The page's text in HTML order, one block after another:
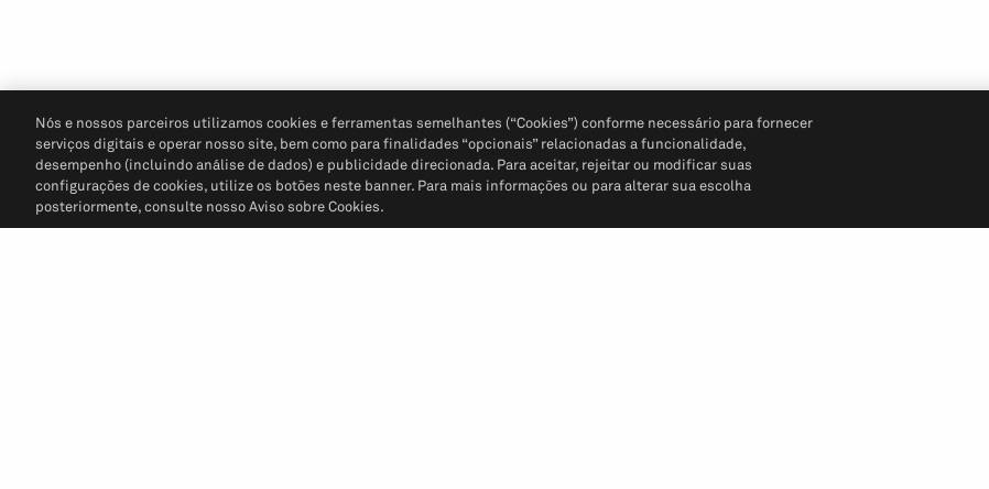
Nós e nossos parceiros utilizamos cookies e ferramentas semelhantes (“Cookies”) conforme necessário para fornecer
serviços digitais e operar nosso site, bem como para finalidades “opcionais” relacionadas a funcionalidade,
desempenho (incluindo análise de dados) e publicidade direcionada. Para aceitar, rejeitar ou modificar suas
configurações de cookies, utilize os botões neste banner. Para mais informações ou para alterar sua escolha
posteriormente, consulte nosso Aviso sobre Cookies.